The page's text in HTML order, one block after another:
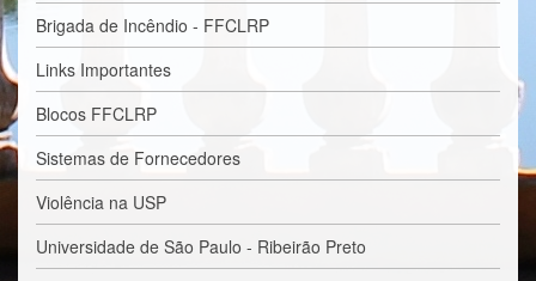
Processos
Seletivos
Licitações/Contratações
Brigada de Incêndio - FFCLRP
Links Importantes
Blocos FFCLRP
Sistemas de Fornecedores
Violência na USP
Universidade de São Paulo - Ribeirão Preto